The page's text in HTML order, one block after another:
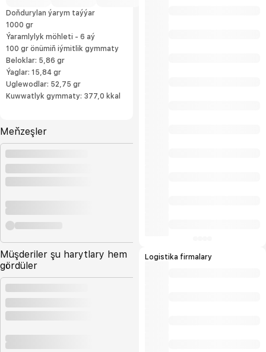
Doňdurylan ýarym taýýar
1000 gr
Ýaramlylyk möhleti - 6 aý
100 gr önümiň iýmitlik gymmaty
Beloklar: 5,86 gr
Ýaglar: 15,84 gr
Uglewodlar: 52,75 gr
Kuwwatlyk gymmaty: 377,0 kkal
Meňzeşler
Müşderiler şu harytlary hem
gördüler
Logistika firmalary